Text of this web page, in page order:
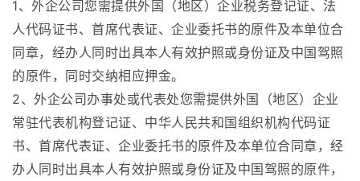
1、外企公司您需提供外国（地区）企业税务登记证、法
人代码证书、首席代表证、企业委托书的原件及本单位合
同章，经办人同时出具本人有效护照或身份证及中国驾照
的原件，同时交纳相应押金。
2、外企公司办事处或代表处您需提供外国（地区）企业
常驻代表机构登记证、中华人民共和国组织机构代码证
书、首席代表证、企业委托书的原件及本单位合同章，经
办人同时出具本人有效护照或身份证及中国驾照的原件，